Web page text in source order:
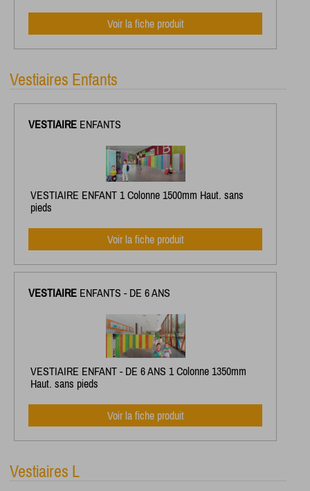
Voir la fiche produit
Vestiaires Enfants
VESTIAIRE ENFANTS
VESTIAIRE ENFANT 1 Colonne 1500mm Haut. sans
pieds
Voir la fiche produit
VESTIAIRE ENFANTS - DE 6 ANS
VESTIAIRE ENFANT - DE 6 ANS 1 Colonne 1350mm
Haut. sans pieds
Voir la fiche produit
Vestiaires L